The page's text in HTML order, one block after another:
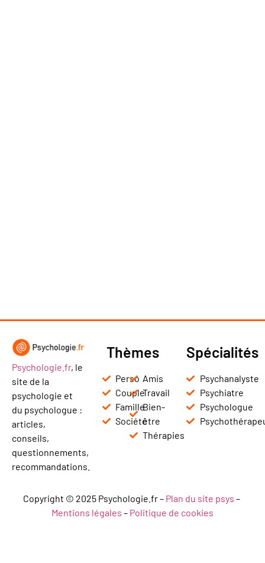
Psychologie.fr, le
site de la
psychologie et
du psychologue :
articles,
conseils,
questionnements,
recommandations.
Thèmes
Perso
Couple
Famille
Société
Amis
Travail
Bien-
être
Thérapies
Spécialités
Psychanalyste
Psychiatre
Psychologue
Copyright © 2025 Psychologie.fr – Plan du site psys –
Mentions légales – Politique de cookies